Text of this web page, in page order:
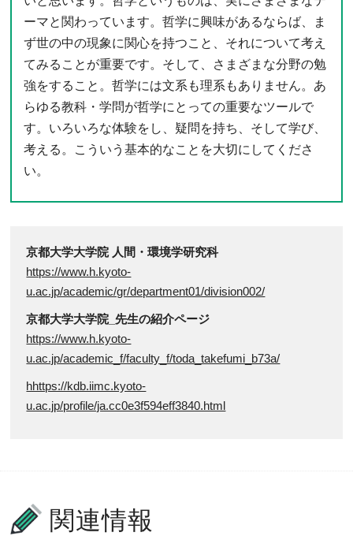
ーマと関わっています。哲学に興味があるならば、ま
ず世の中の現象に関心を持つこと、それについて考え
てみることが重要です。そして、さまざまな分野の勉
強をすること。哲学には文系も理系もありません。あ
らゆる教科・学問が哲学にとっての重要なツールで
す。いろいろな体験をし、疑問を持ち、そして学び、
考える。こういう基本的なことを大切にしてくださ
い。
京都大学大学院 人間・環境学研究科
https://www.h.kyoto-
u.ac.jp/academic/gr/department01/division002/
京都大学大学院_先生の紹介ページ
https://www.h.kyoto-
u.ac.jp/academic_f/faculty_f/toda_takefumi_b73a/
hhttps://kdb.iimc.kyoto-
u.ac.jp/profile/ja.cc0e3f594eff3840.html
関連情報